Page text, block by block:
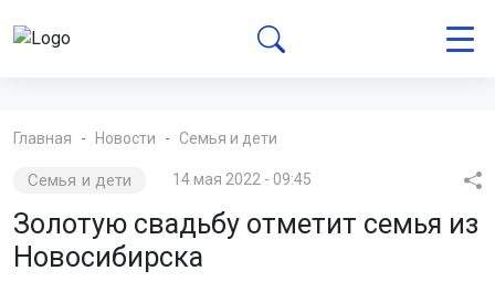
Главная Новости Семья и дети
Семья и дети 14 мая 2022 - 09:45
Золотую свадьбу отметит семья из
Новосибирска